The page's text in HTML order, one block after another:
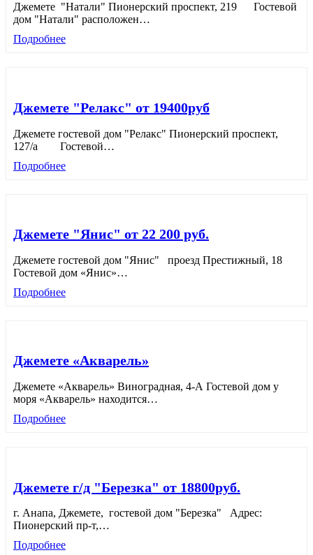
Джемете "Натали" Пионерский проспект, 219 Гостевой
дом "Натали" расположен…
Подробнее
Джемете "Релакс" от 19400руб
Джемете гостевой дом "Релакс" Пионерский проспект,
127/а Гостевой…
Подробнее
Джемете "Янис" от 22 200 руб.
Джемете гостевой дом "Янис" проезд Престижный, 18
Гостевой дом «Янис»…
Подробнее
Джемете «Акварель»
Джемете «Акварель» Виноградная, 4-А Гостевой дом у
моря «Акварель» находится…
Подробнее
Джемете г/д "Березка" от 18800руб.
г. Анапа, Джемете, гостевой дом "Березка" Адрес:
Пионерский пр-т,…
Подробнее